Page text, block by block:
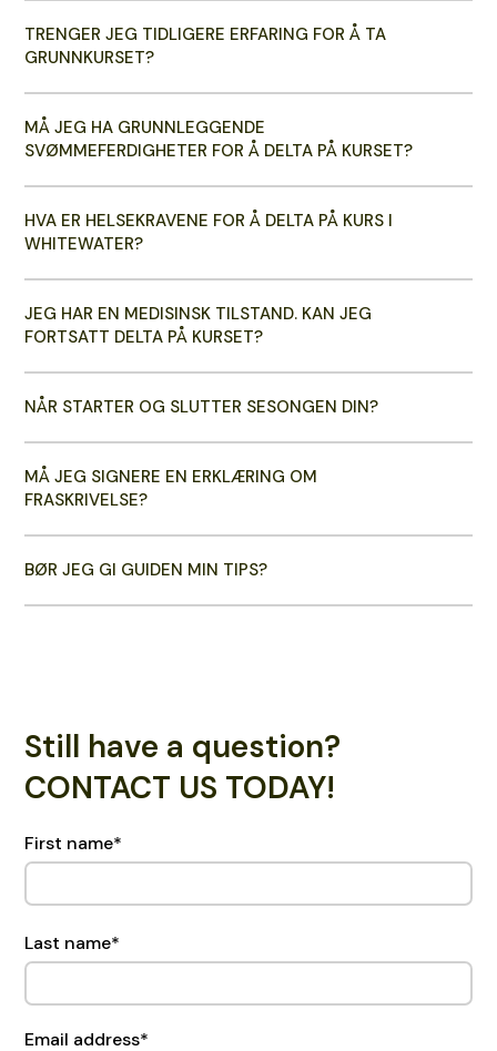
TRENGER JEG TIDLIGERE ERFARING FOR Å TA
GRUNNKURSET?
MÅ JEG HA GRUNNLEGGENDE
SVØMMEFERDIGHETER FOR Å DELTA PÅ KURSET?
HVA ER HELSEKRAVENE FOR Å DELTA PÅ KURS I
WHITEWATER?
JEG HAR EN MEDISINSK TILSTAND. KAN JEG
FORTSATT DELTA PÅ KURSET?
NÅR STARTER OG SLUTTER SESONGEN DIN?
MÅ JEG SIGNERE EN ERKLÆRING OM
FRASKRIVELSE?
BØR JEG GI GUIDEN MIN TIPS?
Still have a question?
CONTACT US TODAY!
First name*
Last name*
Email address*